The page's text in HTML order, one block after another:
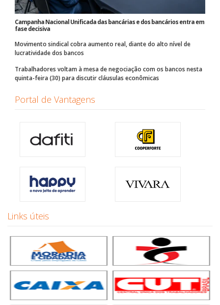
Campanha Nacional Unificada das bancárias e dos bancários entra em
fase decisiva
Movimento sindical cobra aumento real, diante do alto nível de
lucratividade dos bancos
Trabalhadores voltam à mesa de negociação com os bancos nesta
quinta-feira (30) para discutir cláusulas econômicas
Portal de Vantagens
Links úteis